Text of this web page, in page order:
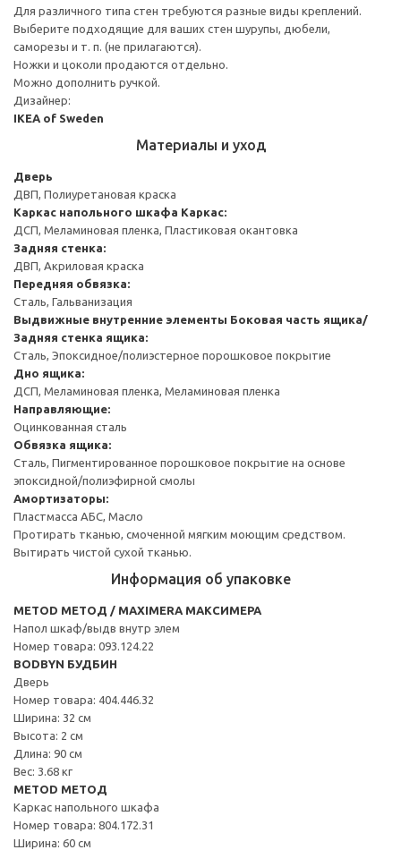
Для различного типа стен требуются разные виды креплений.
Выберите подходящие для ваших стен шурупы, дюбели,
саморезы и т. п. (не прилагаются).
Ножки и цоколи продаются отдельно.
Можно дополнить ручкой.
Дизайнер:
IKEA of Sweden
Материалы и уход
Дверь
ДВП, Полиуретановая краска
Каркас напольного шкафа Каркас:
ДСП, Меламиновая пленка, Пластиковая окантовка
Задняя стенка:
ДВП, Акриловая краска
Передняя обвязка:
Сталь, Гальванизация
Выдвижные внутренние элементы Боковая часть ящика/
Задняя стенка ящика:
Сталь, Эпоксидное/полиэстерное порошковое покрытие
Дно ящика:
ДСП, Меламиновая пленка, Меламиновая пленка
Направляющие:
Оцинкованная сталь
Обвязка ящика:
Сталь, Пигментированное порошковое покрытие на основе
эпоксидной/полиэфирной смолы
Амортизаторы:
Пластмасса АБС, Масло
Протирать тканью, смоченной мягким моющим средством.
Вытирать чистой сухой тканью.
Информация об упаковке
METOD МЕТОД / MAXIMERA МАКСИМЕРА
Напол шкаф/выдв внутр элем
Номер товара: 093.124.22
BODBYN БУДБИН
Дверь
Номер товара: 404.446.32
Ширина: 32 см
Высота: 2 см
Длина: 90 см
Вес: 3.68 кг
METOD МЕТОД
Каркас напольного шкафа
Номер товара: 804.172.31
Ширина: 60 см